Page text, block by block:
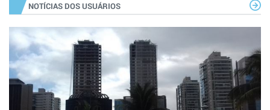
NOTÍCIAS DOS USUÁRIOS